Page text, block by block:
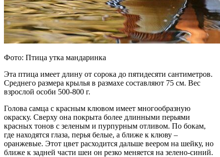
Фото: Птица утка мандаринка
Эта птица имеет длину от сорока до пятидесяти сантиметров.
Среднего размера крылья в размахе составляют 75 см. Вес
взрослой особи 500-800 г.
Голова самца с красным клювом имеет многообразную
окраску. Сверху она покрыта более длинными перьями
красных тонов с зеленым и пурпурным отливом. По бокам,
где находятся глаза, перья белые, а ближе к клюву –
оранжевые. Этот цвет расходится дальше веером на шейку, но
ближе к задней части шеи он резко меняется на зелено-синий.